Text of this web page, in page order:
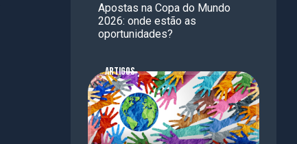
Apostas na Copa do Mundo
2026: onde estão as
oportunidades?
ARTIGOS